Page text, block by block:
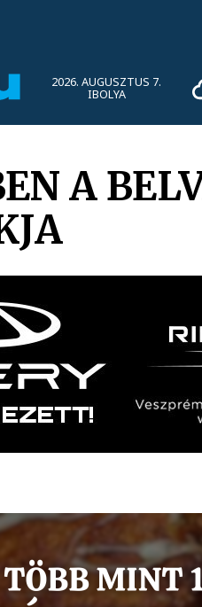
2026. AUGUSZTUS 7.
IBOLYA
A